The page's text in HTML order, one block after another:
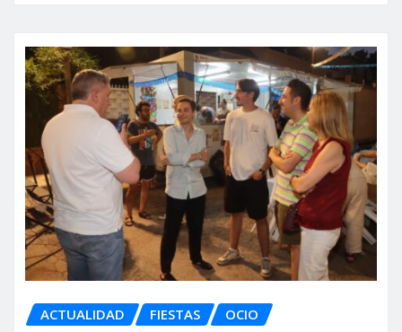
ACTUALIDAD FIESTAS OCIO